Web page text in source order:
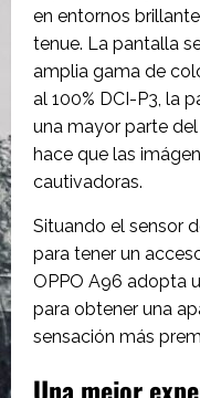
en entornos
tenue. La pantalla
amplia gama de
al 100% DCI-P3, la
una mayor parte
hace que las
cautivadoras.
Situando el sensor
para tener un
OPPO A96 adopta
para obtener una
sensación más